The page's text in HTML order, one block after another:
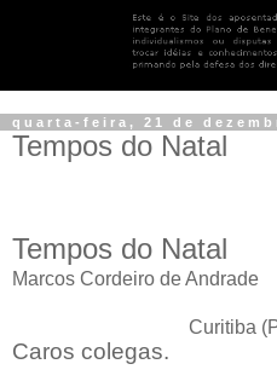
quarta-feira, 21 de
Tempos do Natal
Tempos do Natal
Marcos Cordeiro de Andrade
Curitiba
Caros colegas.